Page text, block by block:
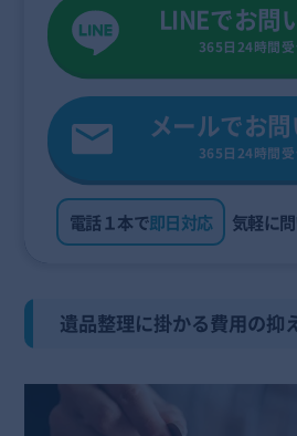
LINEでお問
365日24時間受
メールでお
365日24時間受
電話１本で即日対応 気軽に
遺品整理に掛かる費用の抑